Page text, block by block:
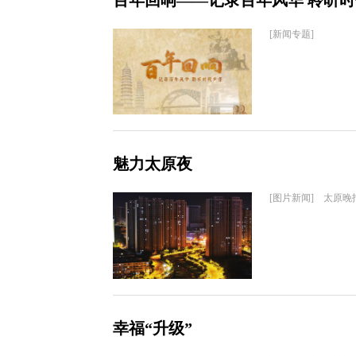
[新闻专题]
魅力太原夜
[图片新闻] 太原晚
幸福“升级”